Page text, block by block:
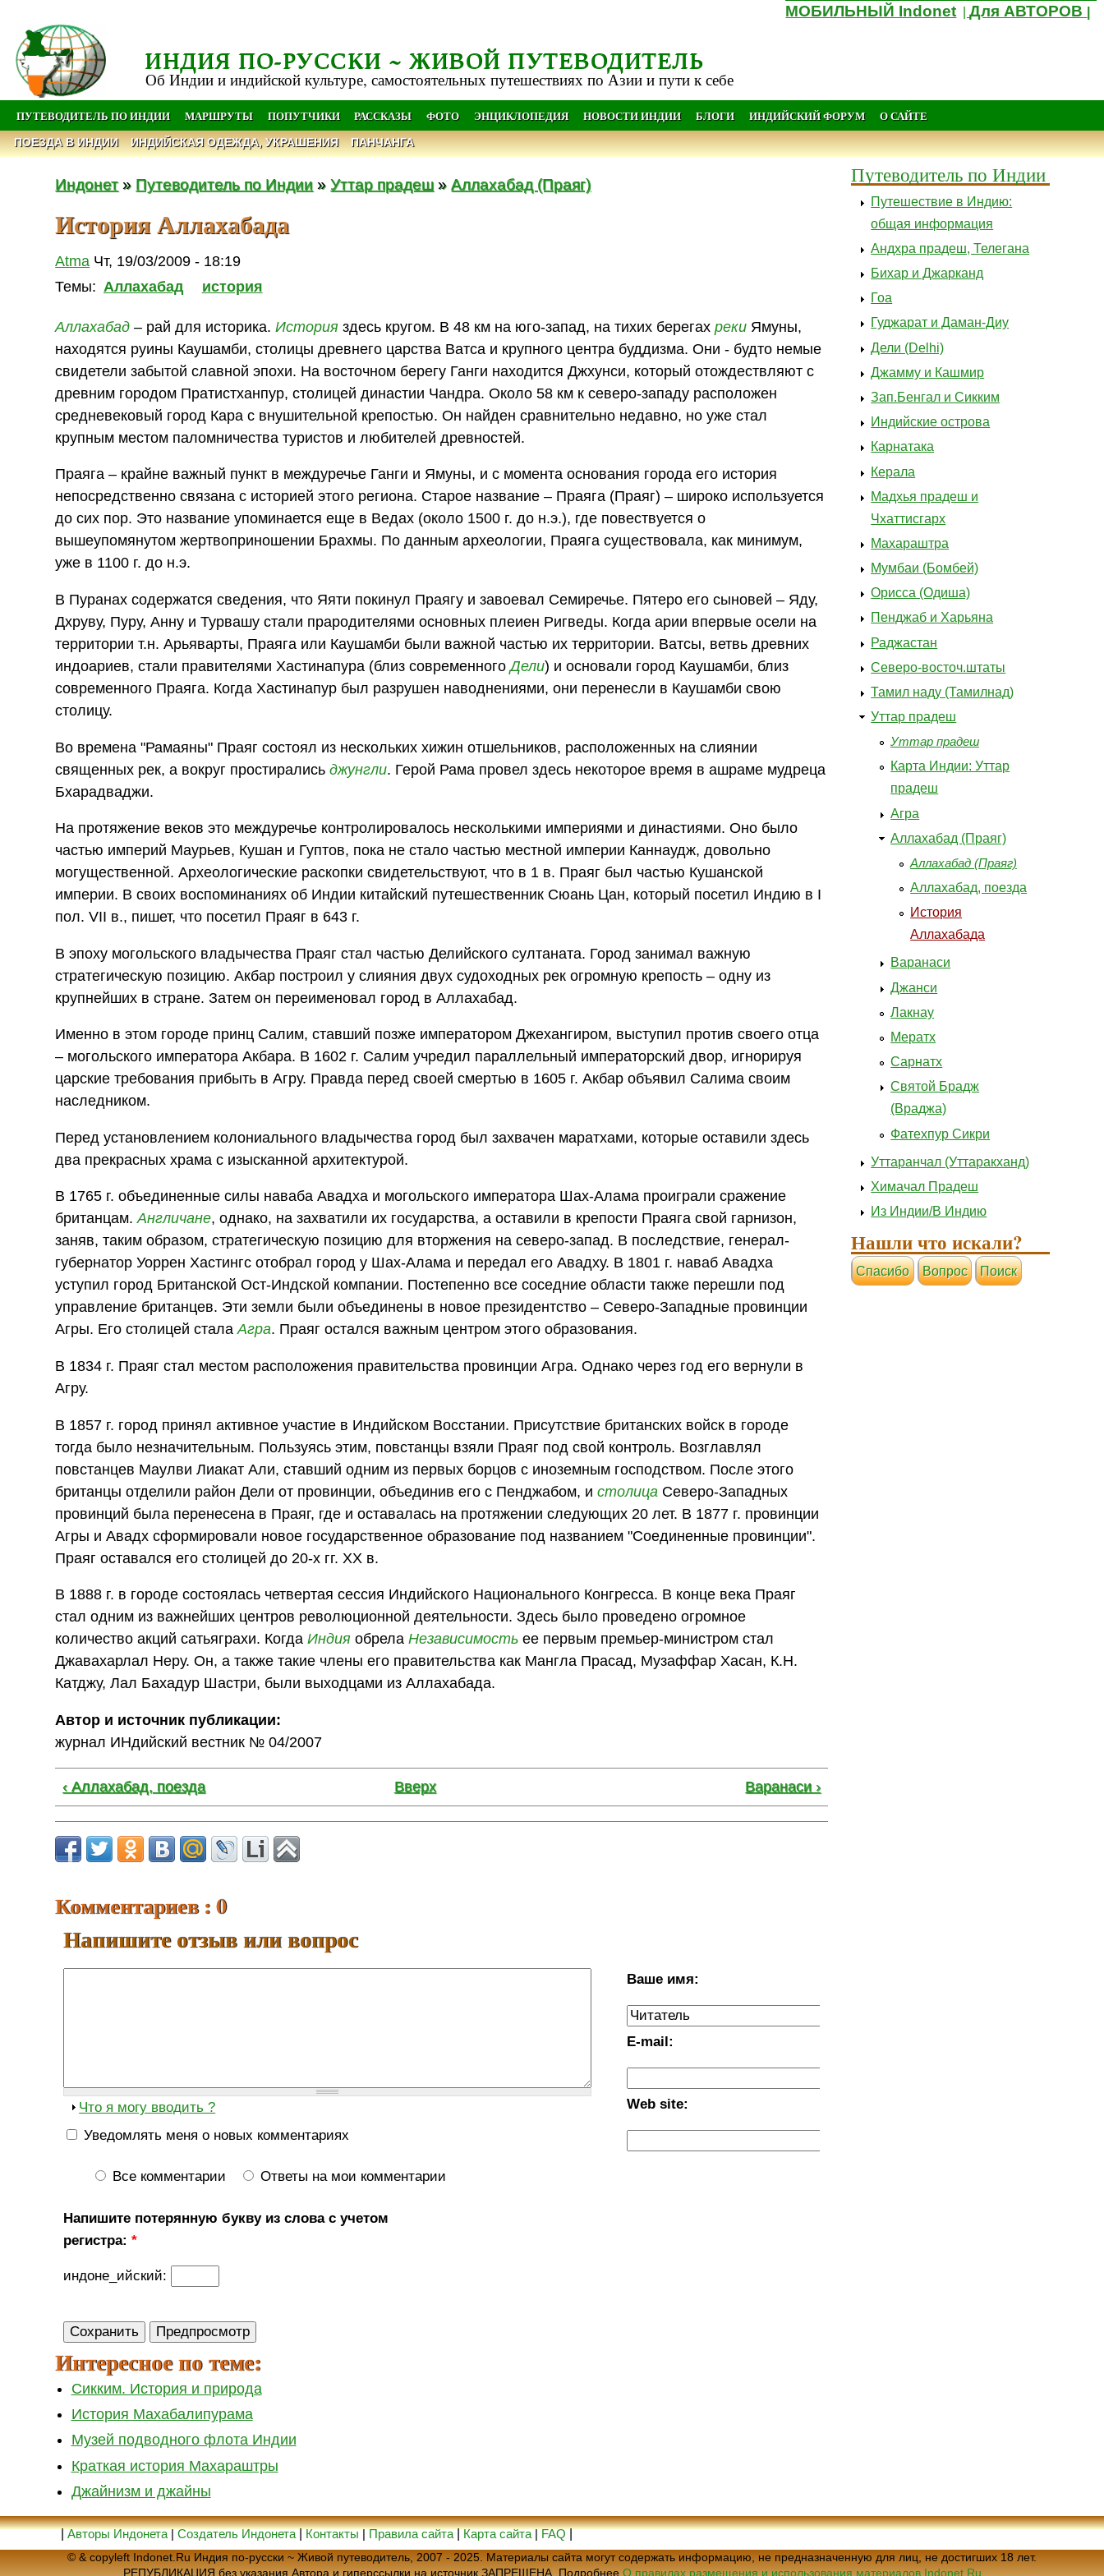
МОБИЛЬНЫЙ Indonet |Для АВТОРОВ
ИНДИЯ ПО-РУССКИ ~ ЖИВОЙ ПУТЕВОДИТЕЛЬ
Об Индии и индийской культуре, самостоятельных путешествиях по Азии и пути к себе
ПУТЕВОДИТЕЛЬ ПО ИНДИИ МАРШРУТЫ ПОПУТЧИКИ РАССКАЗЫ ФОТО ЭНЦИКЛОПЕДИЯ НОВОСТИ ИНДИИ БЛОГИ ИНДИЙСКИЙ ФОРУМ О САЙТЕ
ПОЕЗДА В ИНДИИ ИНДИЙСКАЯ ОДЕЖДА, УКРАШЕНИЯ ПАНЧАНГА
Индонет» Путеводитель по Индии »Уттар прадеш »Аллахабад (Праяг)
История Аллахабада
Atma Чт, 19/03/2009 - 18:19
Темы: Аллахабад история
Аллахабад – рай для историка.История здесь кругом. В 48 км на юго-запад, на тихих берегахреки Ямуны,
находятся руины Каушамби, столицы древнего царства Ватса и крупного центра буддизма. Они - будто немые
свидетели забытой славной эпохи. На восточном берегу Ганги находится Джхунси, который отождествляют с
древним городом Пратистханпур, столицей династии Чандра. Около 58 км к северо-западу расположен
средневековый город Кара с внушительной крепостью. Он найден сравнительно недавно, но уже стал
крупным местом паломничества туристов и любителей древностей.
Праяга – крайне важный пункт в междуречье Ганги и Ямуны, и с момента основания города его история
непосредственно связана с историей этого региона. Старое название – Праяга (Праяг) – широко используется
до сих пор. Это название упоминается еще в Ведах (около 1500 г. до н.э.), где повествуется о
вышеупомянутом жертвоприношении Брахмы. По данным археологии, Праяга существовала, как минимум,
уже в 1100 г. до н.э.
В Пуранах содержатся сведения, что Яяти покинул Праягу и завоевал Семиречье. Пятеро его сыновей – Яду,
Дхруву, Пуру, Анну и Турвашу стали прародителями основных плеиен Ригведы. Когда арии впервые осели на
территории т.н. Арьяварты, Праяга или Каушамби были важной частью их территории. Ватсы, ветвь древних
индоариев, стали правителями Хастинапура (близ современногоДели) и основали город Каушамби, близ
современного Праяга. Когда Хастинапур был разрушен наводнениями, они перенесли в Каушамби свою
столицу.
Во времена "Рамаяны" Праяг состоял из нескольких хижин отшельников, расположенных на слиянии
священных рек, а вокруг простиралисьджунгли. Герой Рама провел здесь некоторое время в ашраме мудреца
Бхарадваджи.
На протяжение веков это междуречье контролировалось несколькими империями и династиями. Оно было
частью империй Маурьев, Кушан и Гуптов, пока не стало частью местной империи Каннаудж, довольно
могущественной. Археологические раскопки свидетельствуют, что в 1 в. Праяг был частью Кушанской
империи. В своих воспоминаниях об Индии китайский путешественник Сюань Цан, который посетил Индию в I
пол. VII в., пишет, что посетил Праяг в 643 г.
В эпоху могольского владычества Праяг стал частью Делийского султаната. Город занимал важную
стратегическую позицию. Акбар построил у слияния двух судоходных рек огромную крепость – одну из
крупнейших в стране. Затем он переименовал город в Аллахабад.
Именно в этом городе принц Салим, ставший позже императором Джехангиром, выступил против своего отца
– могольского императора Акбара. В 1602 г. Салим учредил параллельный императорский двор, игнорируя
царские требования прибыть в Агру. Правда перед своей смертью в 1605 г. Акбар объявил Салима своим
наследником.
Перед установлением колониального владычества город был захвачен маратхами, которые оставили здесь
два прекрасных храма с изысканной архитектурой.
В 1765 г. объединенные силы наваба Авадха и могольского императора Шах-Алама проиграли сражение
британцам.Англичане, однако, на захватили их государства, а оставили в крепости Праяга свой гарнизон,
заняв, таким образом, стратегическую позицию для вторжения на северо-запад. В последствие, генерал-
губернатор Уоррен Хастингс отобрал город у Шах-Алама и передал его Авадху. В 1801 г. наваб Авадха
уступил город Британской Ост-Индской компании. Постепенно все соседние области также перешли под
управление британцев. Эти земли были объединены в новое президентство – Северо-Западные провинции
Агры. Его столицей сталаАгра. Праяг остался важным центром этого образования.
В 1834 г. Праяг стал местом расположения правительства провинции Агра. Однако через год его вернули в
Агру.
В 1857 г. город принял активное участие в Индийском Восстании. Присутствие британских войск в городе
тогда было незначительным. Пользуясь этим, повстанцы взяли Праяг под свой контроль. Возглавлял
повстанцев Маулви Лиакат Али, ставший одним из первых борцов с иноземным господством. После этого
британцы отделили район Дели от провинции, объединив его с Пенджабом, истолица Северо-Западных
провинций была перенесена в Праяг, где и оставалась на протяжении следующих 20 лет. В 1877 г. провинции
Агры и Авадх сформировали новое государственное образование под названием "Соединенные провинции".
Праяг оставался его столицей до 20-х гг. ХХ в.
В 1888 г. в городе состоялась четвертая сессия Индийского Национального Конгресса. В конце века Праяг
стал одним из важнейших центров революционной деятельности. Здесь было проведено огромное
количество акций сатьяграхи. КогдаИндия обрелаНезависимость ее первым премьер-министром стал
Джавахарлал Неру. Он, а также такие члены его правительства как Мангла Прасад, Музаффар Хасан, К.Н.
Катджу, Лал Бахадур Шастри, были выходцами из Аллахабада.
Автор и источник публикации:
журнал ИНдийский вестник № 04/2007
‹ Аллахабад, поезда Вверх Варанаси ›
Комментариев : 0
Напишите отзыв или вопрос
Ваше имя:
E-mail:
Web site:
Что я могу вводить ?
Уведомлять меня о новых комментариях
Все комментарии Ответы на мои комментарии
Напишите потерянную букву из слова с учетом
регистра:*
индоне_ийский:
Интересное по теме:
Сикким. История и природа
История Махабалипурама
Музей подводного флота Индии
Краткая история Махараштры
Джайнизм и джайны
Путеводитель по Индии
Путешествие в Индию:
общая информация
Андхра прадеш, Телегана
Бихар и Джарканд
Гоа
Гуджарат и Даман-Диу
Дели (Delhi)
Джамму и Кашмир
Зап.Бенгал и Сикким
Индийские острова
Карнатака
Керала
Мадхья прадеш и
Чхаттисгарх
Махараштра
Мумбаи (Бомбей)
Орисса (Одиша)
Пенджаб и Харьяна
Раджастан
Северо-восточ.штаты
Тамил наду (Тамилнад)
Уттар прадеш
Уттар прадеш
Карта Индии: Уттар
прадеш
Агра
Аллахабад (Праяг)
Аллахабад (Праяг)
Аллахабад, поезда
История
Аллахабада
Варанаси
Джанси
Лакнау
Мератх
Сарнатх
Святой Брадж
(Враджа)
Фатехпур Сикри
Уттаранчал (Уттаракханд)
Химачал Прадеш
Из Индии/В Индию
Нашли что искали?
Cпасибо Вопрос Поиск
|Авторы Индонета|Создатель Индонета|Контакты|Правила сайта|Карта сайта|FAQ|
© & copyleft Indonet.Ru Индия по-русски ~ Живой путеводитель, 2007 - 2025. Материалы сайта могут содержать информацию, не предназначенную для лиц, не достигших 18 лет.
РЕПУБЛИКАЦИЯ без указания Автора и гиперссылки на источник ЗАПРЕЩЕНА. Подробнее О правилах размещения и использования материалов Indonet.Ru